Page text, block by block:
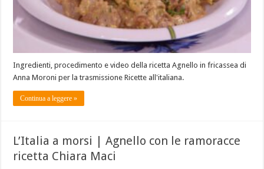
Ingredienti, procedimento e video della ricetta Agnello in fricassea di
Anna Moroni per la trasmissione Ricette all'italiana.
Continua a leggere »
L’Italia a morsi | Agnello con le ramoracce
ricetta Chiara Maci